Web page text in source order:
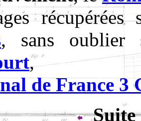
, sans
,
de France 3
Suite